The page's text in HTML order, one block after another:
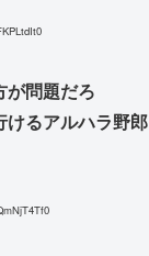
が問題だろ
けるアルハラ野郎